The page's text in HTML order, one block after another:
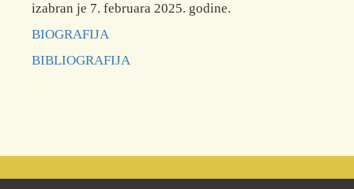
izabran je 7. februara 2025. godine.
BIOGRAFIJA
BIBLIOGRAFIJA